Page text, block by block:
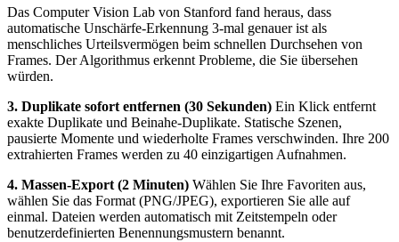
Das Computer Vision Lab von Stanford fand heraus, dass
automatische Unschärfe-Erkennung 3-mal genauer ist als
menschliches Urteilsvermögen beim schnellen Durchsehen von
Frames. Der Algorithmus erkennt Probleme, die Sie übersehen
würden.
3. Duplikate sofort entfernen (30 Sekunden) Ein Klick entfernt
exakte Duplikate und Beinahe-Duplikate. Statische Szenen,
pausierte Momente und wiederholte Frames verschwinden. Ihre 200
extrahierten Frames werden zu 40 einzigartigen Aufnahmen.
4. Massen-Export (2 Minuten) Wählen Sie Ihre Favoriten aus,
wählen Sie das Format (PNG/JPEG), exportieren Sie alle auf
einmal. Dateien werden automatisch mit Zeitstempeln oder
benutzerdefinierten Benennungsmustern benannt.